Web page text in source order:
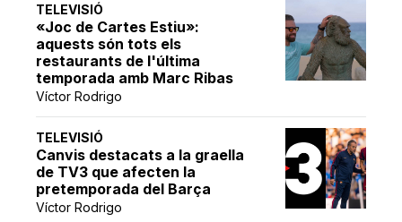
TELEVISIÓ
«Joc de Cartes Estiu»:
aquests són tots els
restaurants de l'última
temporada amb Marc Ribas
Víctor Rodrigo
TELEVISIÓ
Canvis destacats a la graella
de TV3 que afecten la
pretemporada del Barça
Víctor Rodrigo